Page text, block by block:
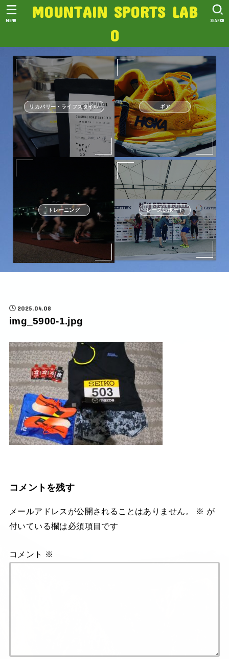
MOUNTAIN SPORTS LAB
O
SEARCH
MENU
リカバリー・ライフスタイル ギア
トレーニング レースレポート
2025.04.08
img_5900-1.jpg
コメントを残す
メールアドレスが公開されることはありません。 ※ が
付いている欄は必須項目です
コメント ※